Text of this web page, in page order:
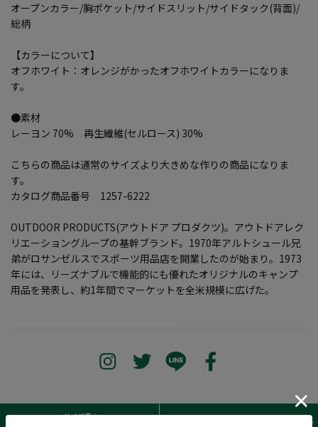
オープンカラー/胸ポケット/サイドスリット/サイドタック(背面)/
総柄
【カラーについて】
オフホワイト：オレンジがかったオフホワイトカラーになりま
す。
●素材
レーヨン 70% 再生繊維(セルロース) 30%
こちらの商品は通常のサイズより大きめな作りの商品になりま
す。
カタログ商品番号 1257-6222
OUTDOOR PRODUCTS(アウトドア プロダクツ)。アウトドアレク
リエーショングループの基幹ブランド。1970年アルトシュール兄
弟がロサンゼルスでスポーツ用品店を開業したのが始まり。1973
年には、リーズナブルで機能的にも優れたオリジナルのキャンプ
用品を発表し、約1年間でマーケットを全米規模に広げた。
サイズ表 /